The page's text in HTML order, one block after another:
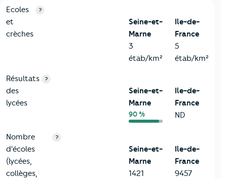
4-Education
Critères
Ecoles
et
crèches
?
Seine-et-
Marne
3
étab/km²
Ile-de-
France
5
étab/km²
Résultats
des
lycées
?
Seine-et-
Marne
90 %
Ile-de-
France
ND
Nombre
d'écoles
(lycées,
collèges,
?
Seine-et-
Marne
1421
Ile-de-
France
9457